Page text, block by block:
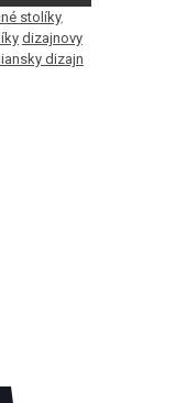
stolíky,
dizajnovy
dizajn